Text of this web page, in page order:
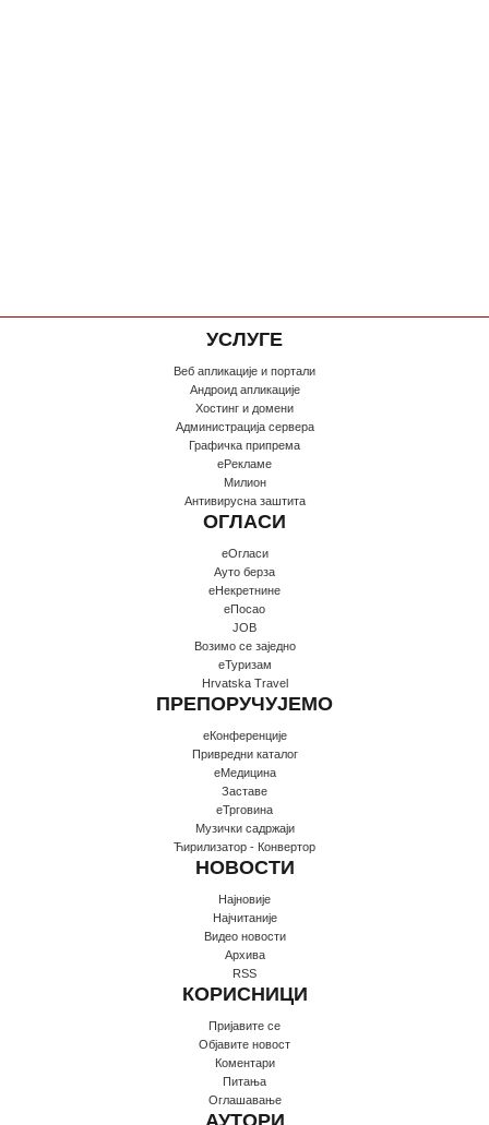
УСЛУГЕ
Веб апликације и портали
Андроид апликације
Хостинг и домени
Администрација сервера
Графичка припрема
еРекламе
Милион
Антивирусна заштита
ОГЛАСИ
еОгласи
Ауто берза
еНекретнине
еПосао
JOB
Возимо се заједно
еТуризам
Hrvatska Travel
ПРЕПОРУЧУЈЕМО
еКонференције
Привредни каталог
еМедицина
Заставе
еТрговина
Музички садржаји
Ћирилизатор - Конвертор
НОВОСТИ
Најновије
Најчитаније
Видео новости
Архива
RSS
КОРИСНИЦИ
Пријавите се
Oбјавите новост
Коментари
Питања
Оглашавање
АУТОРИ